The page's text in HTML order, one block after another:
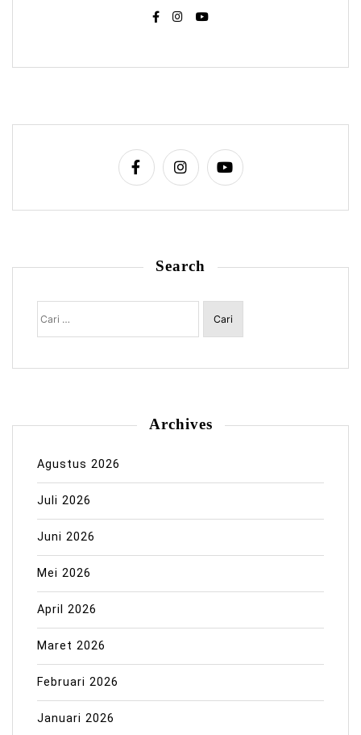
Search
Cari
untuk:
Archives
Agustus 2026
Juli 2026
Juni 2026
Mei 2026
April 2026
Maret 2026
Februari 2026
Januari 2026